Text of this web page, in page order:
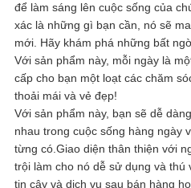
TIN
TỨC
CÁC
TRƯỜNG
để làm sáng lên cuộc sống của
xác là những gì bạn cần, nó sẽ
mới. Hãy khám phá những bất
Với sản phẩm này, mỗi ngày là
cấp cho bạn một loạt các chăm
thoải mái và vẻ đẹp!
Với sản phẩm này, bạn sẽ dễ
nhau trong cuộc sống hàng ngày
từng có.Giao diện thân thiện với
trội làm cho nó dễ sử dụng và
tin cậy và dịch vụ sau bán hàng